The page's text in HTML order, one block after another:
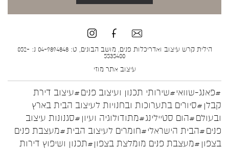
הילית קרש עיצוב ואדריכלות פנים, מושב הבונים, ט: 04-9894848 נ: 052-
5535400
עיצוב אתר מוזי
#פאנג-שוואי#שירותי תכנון ועיצוב פנים#עיצוב דירת
קבלן #סיורים בתערוכות ובחנויות לעיצוב הבית בארץ
ובעולם#הום סטיילינג#מתודולוגיה ועיון #סגנונות עיצוב
פנים#הבית הישראלי#חומרים לעיצוב הבית#מעצבת פנים
בצפון #מעצבת פנים מומלצת בצפון#תכנון ושיפוץ דירות